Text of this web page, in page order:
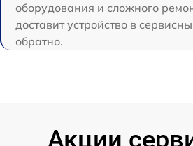
оборудования и сложного
доставит устройство в
обратно.
Акции